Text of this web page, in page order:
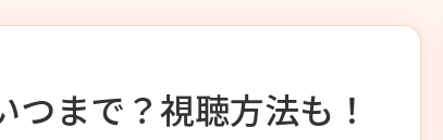
まで？視聴方法も！